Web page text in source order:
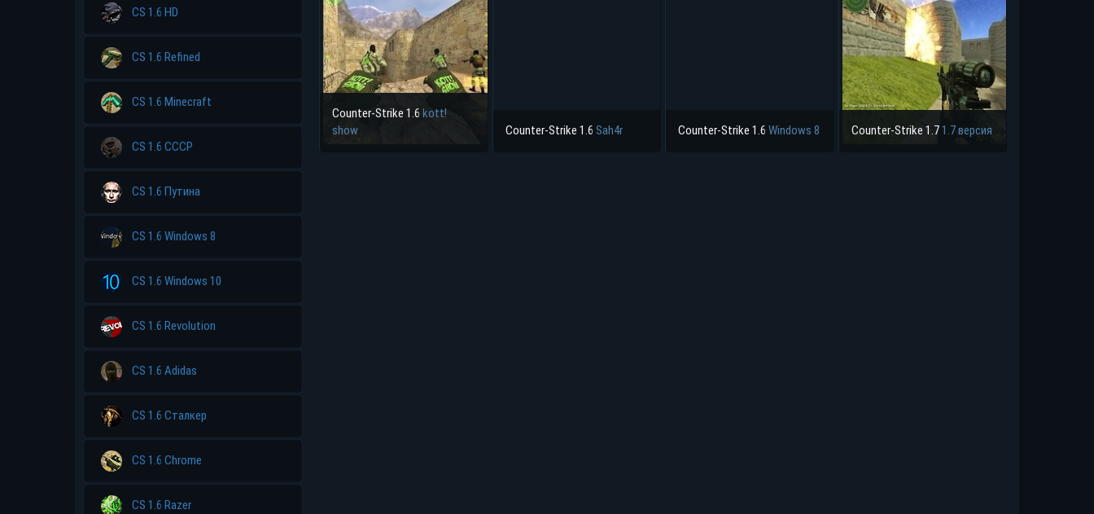
CS 1.6 HD
CS 1.6 Refined
CS 1.6 Minecraft
CS 1.6 CCCP
CS 1.6 Путина
CS 1.6 Windows 8
CS 1.6 Windows 10
CS 1.6 Revolution
CS 1.6 Adidas
CS 1.6 Сталкер
CS 1.6 Chrome
CS 1.6 Razer
Counter-Strike 1.6 kott!
show
Counter-Strike 1.6 Sah4r Counter-Strike 1.6 Windows 8 Counter-Strike 1.71.7 версия